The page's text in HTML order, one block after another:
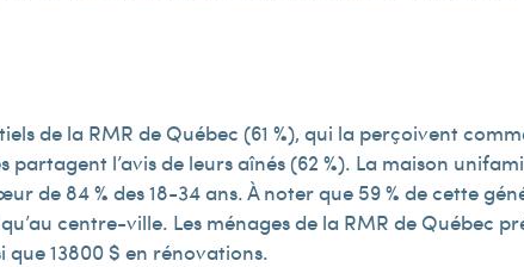
de la RMR de Québec (61 %), qui la perçoivent
l’avis de leurs aînés (62 %). La maison
de 84 % des 18-34 ans. À noter que 59 % de cette
centre-ville. Les ménages de la RMR de Québec
13 800 $ en rénovations.